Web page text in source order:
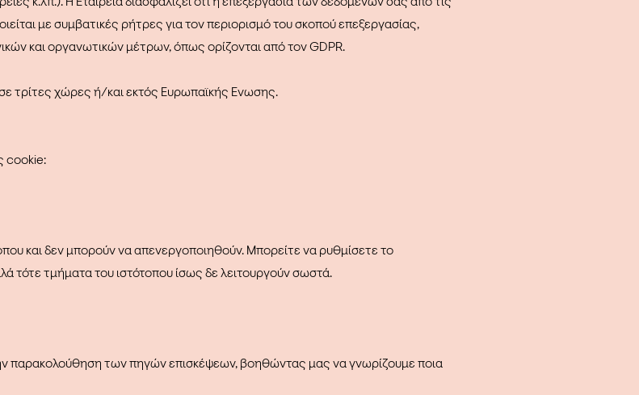
με συμβατικές ρήτρες για τον περιορισμό του σκοπού επεξεργασίας,
και οργανωτικών μέτρων, όπως ορίζονται από τον GDPR.
τρίτες χώρες ή/και εκτός Ευρωπαϊκής Ένωσης.
cookie:
και δεν μπορούν να απενεργοποιηθούν. Μπορείτε να ρυθμίσετε το
τότε τμήματα του ιστότοπου ίσως δε λειτουργούν σωστά.
παρακολούθηση των πηγών επισκέψεων, βοηθώντας μας να γνωρίζουμε ποια